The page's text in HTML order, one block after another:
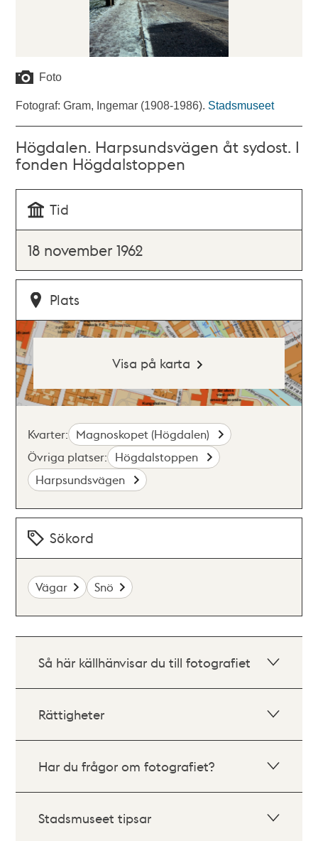
Foto
Fotograf: Gram, Ingemar (1908-1986). Stadsmuseet
Högdalen. Harpsundsvägen åt sydost. I
fonden Högdalstoppen
Tid
18 november 1962
Plats
Visa på karta
Kvarter: Magnoskopet (Högdalen)
Övriga platser: Högdalstoppen
Harpsundsvägen
Sökord
Vägar Snö
Så här källhänvisar du till fotografiet
Rättigheter
Har du frågor om fotografiet?
Stadsmuseet tipsar